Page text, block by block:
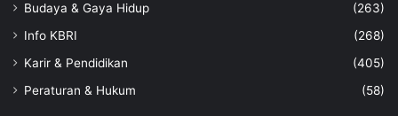
Budaya & Gaya Hidup
(263)
Info KBRI
(268)
Karir & Pendidikan
(405)
Peraturan & Hukum
(58)